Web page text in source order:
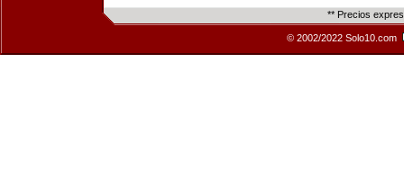
** Precios
© 2002/2022 Solo10.com